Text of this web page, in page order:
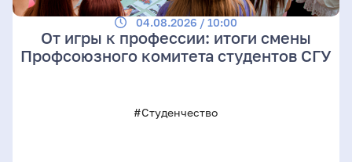
04.08.2026 / 10:00
От игры к профессии: итоги смены
Профсоюзного комитета студентов СГУ
#Студенчество